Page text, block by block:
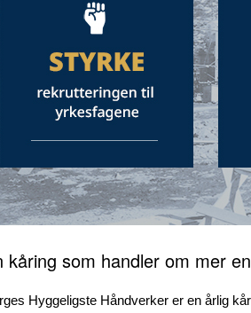
kåring som handler om mer
Hyggeligste Håndverker er en årlig